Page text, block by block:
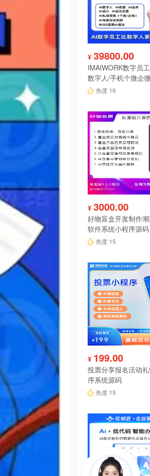
¥ 39800.00
IMAIWORK数字员
数字人/手机个微企
陪练/电销/客服/法
热度 16
¥ 3000.00
好物盲盒开发制作
软件系统小程序源码
热度 15
¥ 199.00
投票分享报名活动
序系统源码
热度 15